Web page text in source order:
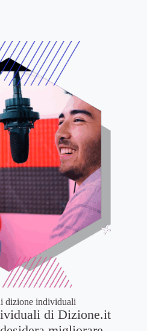
dizione individuali
di Dizione.it